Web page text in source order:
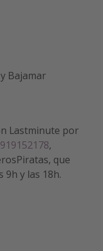
Bajamar
Lastminute por
919152178,
que
9h y las 18h.